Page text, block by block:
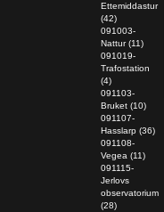
Ettemiddastur
(42)
091003-
Nattur (11)
091019-
Trafostation
(4)
091103-
Bruket (10)
091107-
Hasslarp (36)
091108-
Vegea (11)
091115-
Jerlovs
observatorium
(28)